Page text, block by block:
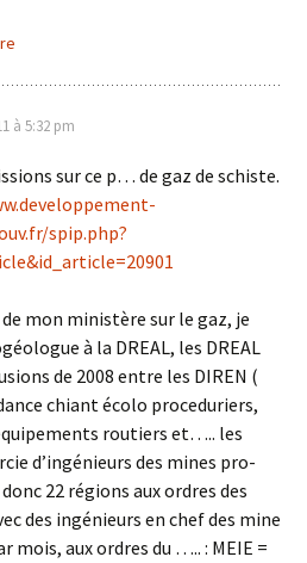
à 5:32 pm
sur ce p… de gaz de schiste.
spip.php?
mon ministère sur le gaz, je
à la DREAL, les DREAL
de 2008 entre les DIREN (
chiant écolo proceduriers,
routiers et….. les
d’ingénieurs des mines pro-
22 régions aux ordres des
des ingénieurs en chef des mine
mois, aux ordres du ….. : MEIE =